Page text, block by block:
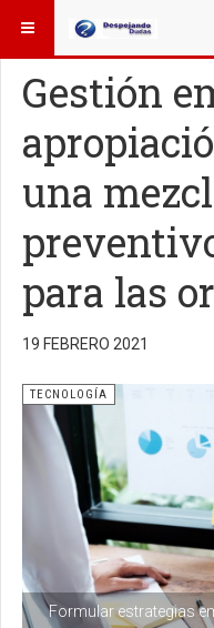
ESTÁ AQUÍ: TECNOLOGÍA
Gestión
una
para las
19 FEBRERO 2021
Formular estrategias
TECNOLOGÍA